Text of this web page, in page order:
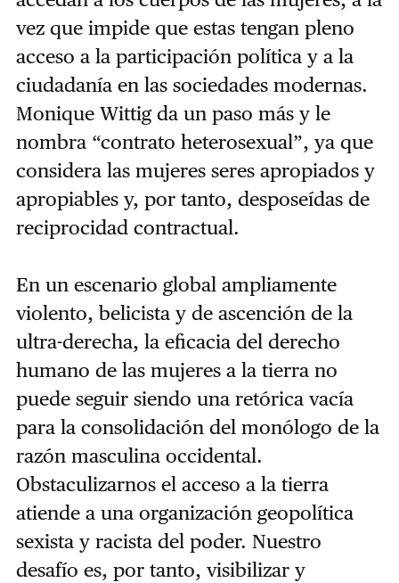
vez que impide que estas tengan pleno
acceso a la participación política y a la
ciudadanía en las sociedades modernas.
Monique Wittig da un paso más y le
nombra “contrato heterosexual”, ya que
considera las mujeres seres apropiados y
apropiables y, por tanto, desposeídas de
reciprocidad contractual.
En un escenario global ampliamente
violento, belicista y de ascención de la
ultra-derecha, la eficacia del derecho
humano de las mujeres a la tierra no
puede seguir siendo una retórica vacía
para la consolidación del monólogo de la
razón masculina occidental.
Obstaculizarnos el acceso a la tierra
atiende a una organización geopolítica
sexista y racista del poder. Nuestro
desafío es, por tanto, visibilizar y